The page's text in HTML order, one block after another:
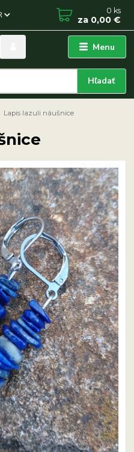
Menu
Hľadať
0 ks
za 0,00 €
Lapis lazuli náušnice